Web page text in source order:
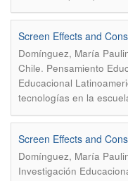
Screen Effects and
Domínguez, María
Chile. Pensamiento
Educacional
tecnologías en la
Screen Effects and
Domínguez, María
Investigación